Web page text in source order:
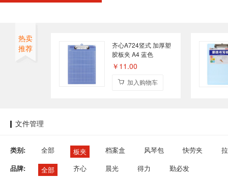
热卖
推荐
齐心A724竖式 加厚塑
胶板夹 A4 蓝色
￥11.00
加入购物车
文件管理
类别: 全部 板夹 档案盒 风琴包 快劳夹
品牌:
全部 齐心 晨光 得力 勤必发